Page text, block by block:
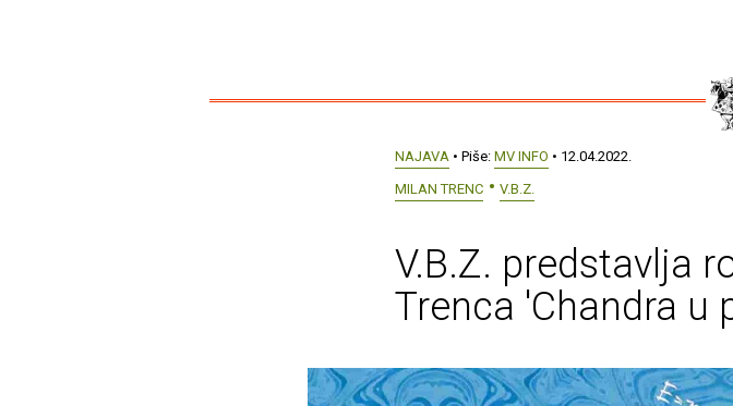
NAJAVA • Piše: MV INFO • 12.04.2022.
MILAN TRENC
V.B.Z.
V.B.Z. predstavlja
Trenca 'Chandra u